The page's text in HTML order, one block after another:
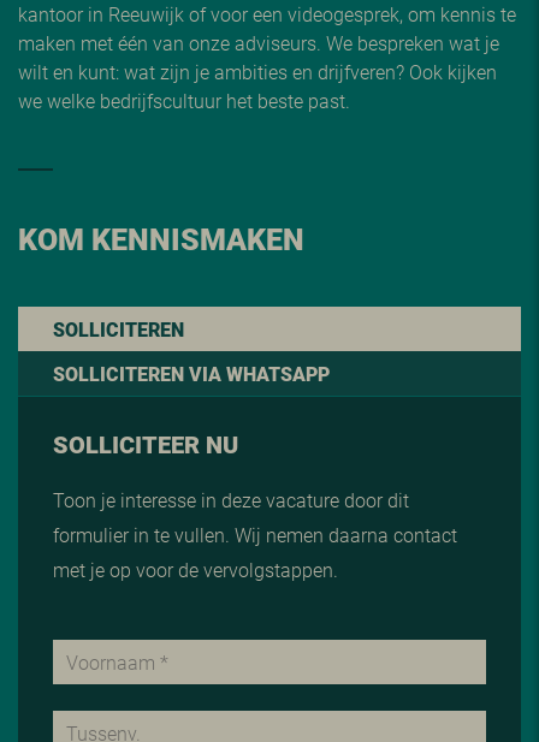
kantoor in Reeuwijk of voor een videogesprek, om kennis te
maken met één van onze adviseurs. We bespreken wat je
wilt en kunt: wat zijn je ambities en drijfveren? Ook kijken
we welke bedrijfscultuur het beste past.
KOM KENNISMAKEN
SOLLICITEREN
SOLLICITEREN VIA WHATSAPP
SOLLICITEER NU
Toon je interesse in deze vacature door dit
formulier in te vullen. Wij nemen daarna contact
met je op voor de vervolgstappen.